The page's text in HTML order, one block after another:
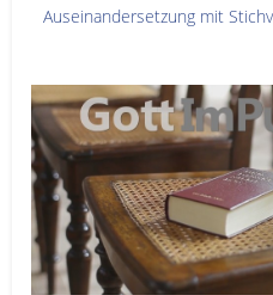
Auseinandersetzung mit